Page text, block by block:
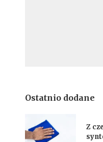
Ostatnio dodane
Z